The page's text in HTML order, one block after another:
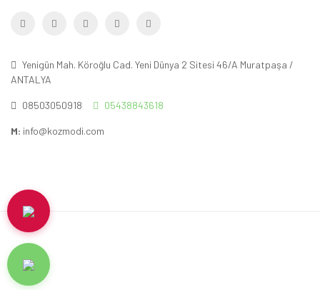
Yenigün Mah. Köroğlu Cad. Yeni Dünya 2 Sitesi 46/A Muratpaşa /
ANTALYA
08503050918 05438843618
M: info@kozmodi.com